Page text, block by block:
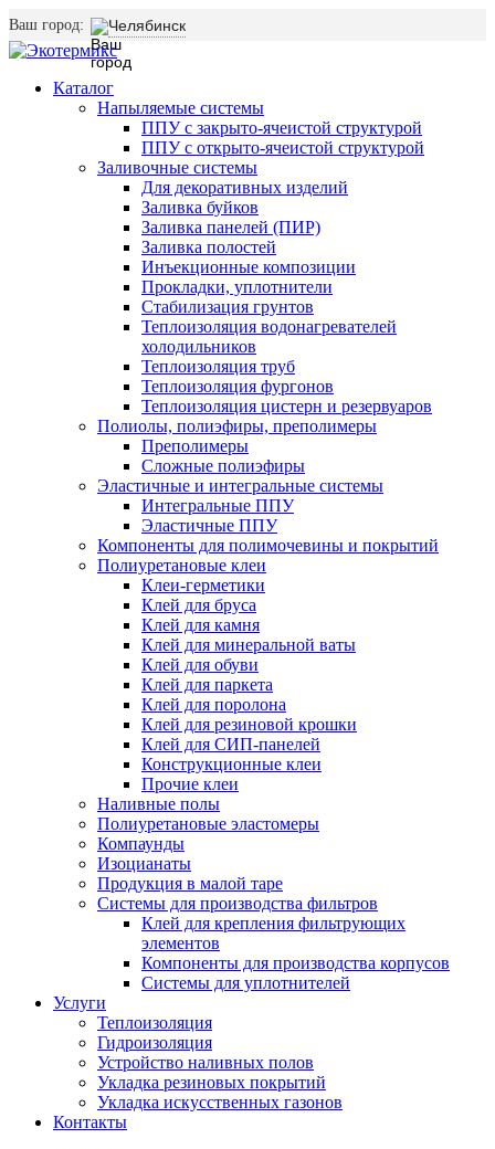
Ваш город: Челябинск
Каталог
Напыляемые системы
ППУ с закрыто-ячеистой структурой
ППУ с открыто-ячеистой структурой
Заливочные системы
Для декоративных изделий
Заливка буйков
Заливка панелей (ПИР)
Заливка полостей
Инъекционные композиции
Прокладки, уплотнители
Стабилизация грунтов
Теплоизоляция водонагревателей
холодильников
Теплоизоляция труб
Теплоизоляция фургонов
Теплоизоляция цистерн и резервуаров
Полиолы, полиэфиры, преполимеры
Преполимеры
Сложные полиэфиры
Эластичные и интегральные системы
Интегральные ППУ
Эластичные ППУ
Компоненты для полимочевины и покрытий
Полиуретановые клеи
Клеи-герметики
Клей для бруса
Клей для камня
Клей для минеральной ваты
Клей для обуви
Клей для паркета
Клей для поролона
Клей для резиновой крошки
Клей для СИП-панелей
Конструкционные клеи
Прочие клеи
Наливные полы
Полиуретановые эластомеры
Компаунды
Изоцианаты
Продукция в малой таре
Системы для производства фильтров
Клей для крепления фильтрующих
элементов
Компоненты для производства корпусов
Системы для уплотнителей
Услуги
Теплоизоляция
Гидроизоляция
Устройство наливных полов
Укладка резиновых покрытий
Укладка искусственных газонов
Контакты